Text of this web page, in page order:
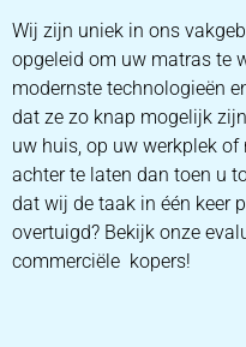
Wij zijn uniek in ons
opgeleid om uw matras te
modernste technologieën
dat ze zo knap mogelijk
uw huis, op uw werkplek
achter te laten dan toen u
dat wij de taak in één keer
overtuigd? Bekijk onze
commerciële kopers!